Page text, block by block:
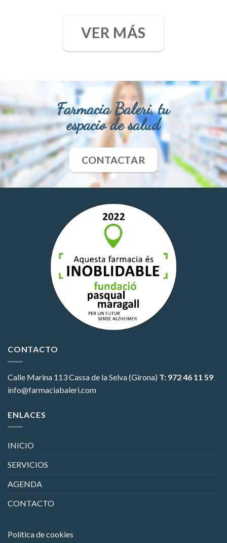
VER MÁS
Farmacia Baleri, tu
espacio de salud
CONTACTAR
CONTACTO
Calle Marina 113Cassa de la Selva (Girona) T: 972 46 11 59
info@farmaciabaleri.com
ENLACES
INICIO
SERVICIOS
AGENDA
CONTACTO
Política de cookies